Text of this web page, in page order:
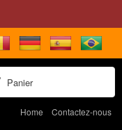
Panier
Home Contactez-nous